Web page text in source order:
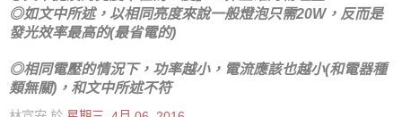
◎如文中所述，以相同亮度來說一般燈泡只需20W，反而是
發光效率最高的(最省電的)
◎相同電壓的情況下，功率越小，電流應該也越小(和電器種
類無關) ，和文中所述不符